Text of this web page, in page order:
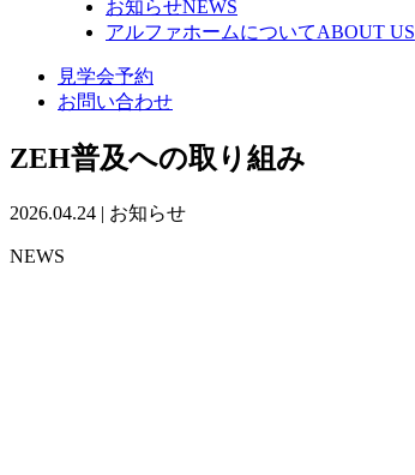
お知らせNEWS
アルファホームについてABOUT US
見学会予約
お問い合わせ
ZEH普及への取り組み
2026.04.24 | お知らせ
NEWS